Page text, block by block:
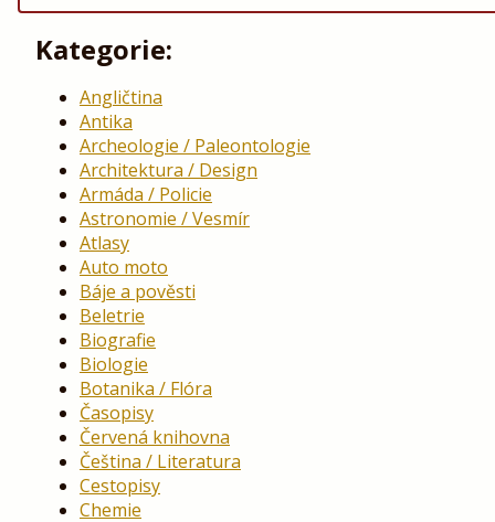
Kategorie:
Angličtina
Antika
Archeologie / Paleontologie
Architektura / Design
Armáda / Policie
Astronomie / Vesmír
Atlasy
Auto moto
Báje a pověsti
Beletrie
Biografie
Biologie
Botanika / Flóra
Časopisy
Červená knihovna
Čeština / Literatura
Cestopisy
Chemie